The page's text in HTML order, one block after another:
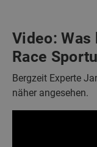
Video: Was
Race
Bergzeit Experte
näher angesehen.